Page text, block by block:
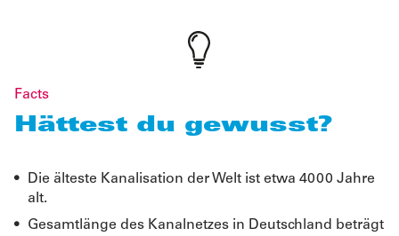
Facts
Hättest du gewusst?
Die älteste Kanalisation der Welt ist etwa 4000 Jahre
alt.
Gesamtlänge des Kanalnetzes in Deutschland beträgt